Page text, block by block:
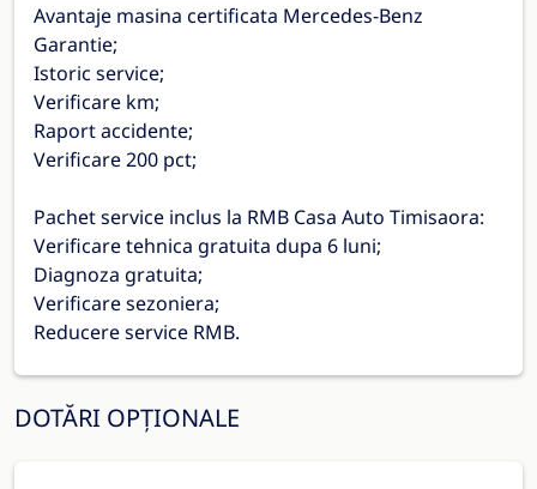
Avantaje masina certificata Mercedes-Benz
Garantie;
Istoric service;
Verificare km;
Raport accidente;
Verificare 200 pct;
Pachet service inclus la RMB Casa Auto Timisaora:
Verificare tehnica gratuita dupa 6 luni;
Diagnoza gratuita;
Verificare sezoniera;
Reducere service RMB.
DOTĂRI OPȚIONALE